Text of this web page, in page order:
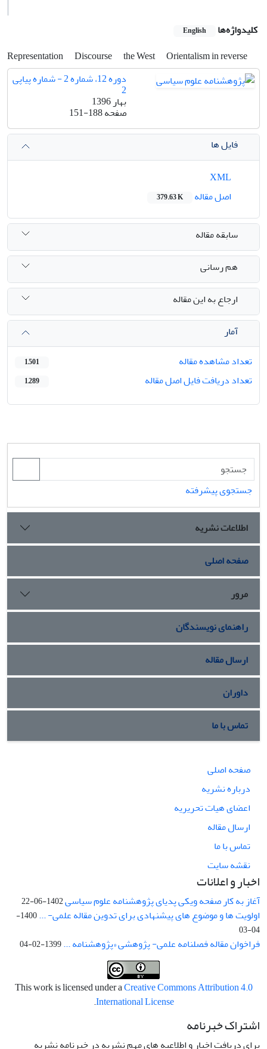
کلیدواژه‌ها English
Representation Discourse the West Orientalism in reverse
دوره 12، شماره 2 - شماره پیاپی
2
بهار 1396
صفحه151-188
فایل ها
اصل مقاله
379.63 K
سابقه مقاله
هم رسانی
ارجاع به این مقاله
آمار
تعداد مشاهده مقاله
1,501
تعداد دریافت فایل اصل مقاله 1,289
جستجوی پیشرفته
اطلاعات نشریه
صفحه اصلی
مرور
راهنمای نویسندگان
ارسال مقاله
داوران
تماس با ما
صفحه اصلی
درباره نشریه
اعضای هیات تحریریه
ارسال مقاله
تماس با ما
نقشه سایت
اخبار و اعلانات
آغاز به کار صفحه ویکی پدیای پژوهشنامه علوم سیاسی1402-06-22
اولویت ها و موضوع های پیشنهادی برای تدوین مقاله علمی- ...
1400-
04-03
فراخوان مقاله فصلنامه علمی- پژوهشی «پژوهشنامه ...1399-02-04
This work is licensed under aCreative Commons Attribution 4.0
International License
.
اشتراک خبرنامه
برای دریافت اخبار و اطلاعیه های مهم نشریه در خبرنامه نشریه